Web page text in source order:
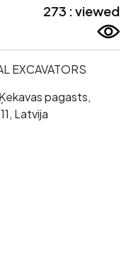
273 : viewed
EXCAVATORS
pagasts,
Latvija